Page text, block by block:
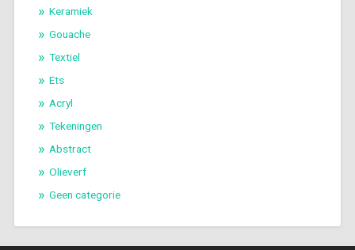
Keramiek
Gouache
Textiel
Ets
Acryl
Tekeningen
Abstract
Olieverf
Geen categorie